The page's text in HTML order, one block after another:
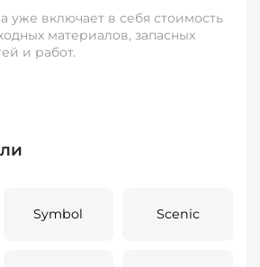
уже включает в себя стоимость
материалов, запасных
и работ.
Symbol Scenic